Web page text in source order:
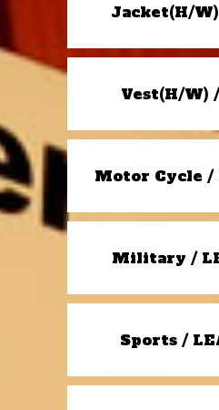
Jacket(H/
Vest(H/W)
Motor Cycle /
Military /
Sports /